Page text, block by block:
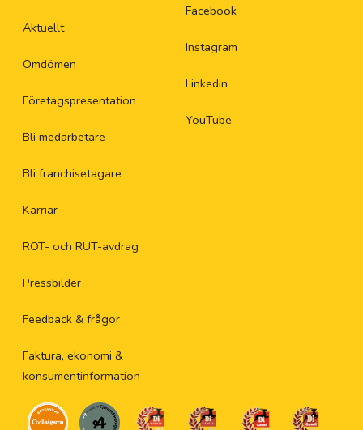
Aktuellt
Omdömen
Företagspresentation
Bli medarbetare
Bli franchisetagare
Karriär
ROT- och RUT-avdrag
Pressbilder
Feedback & frågor
Faktura, ekonomi &
konsumentinformation
Facebook
Instagram
Linkedin
YouTube